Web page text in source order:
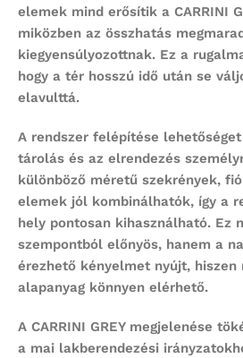
elemek mind erősítik a CARRINI
miközben az összhatás
kiegyensúlyozottnak. Ez a
hogy a tér hosszú idő után se
elavulttá.
A rendszer felépítése
tárolás és az elrendezés
különböző méretű szekrények,
elemek jól kombinálhatók, így a
hely pontosan kihasználható. Ez
szempontból előnyös, hanem a
érezhető kényelmet nyújt, hiszen
alapanyag könnyen elérhető.
A CARRINI GREY megjelenése
a mai lakberendezési